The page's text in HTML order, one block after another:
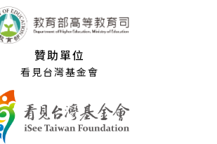
贊助單位
看見台灣基金會